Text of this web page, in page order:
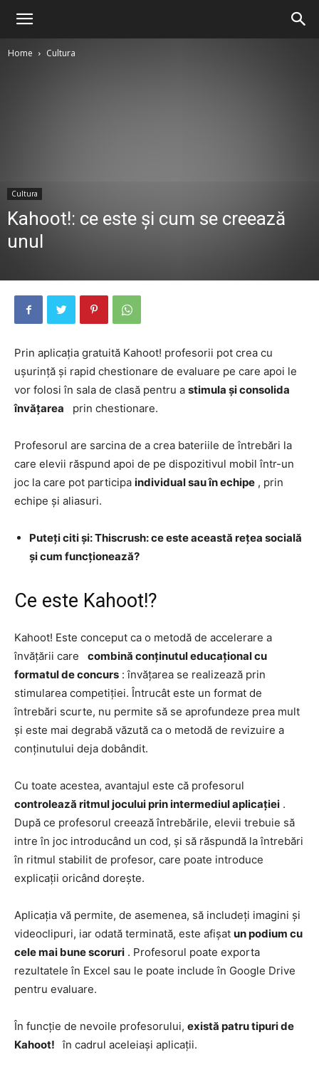
Home Cultura
Cultura
Kahoot!: ce este și cum se creează
unul
Prin aplicația gratuită Kahoot! profesorii pot crea cu
ușurință și rapid chestionare de evaluare pe care apoi le
vor folosi în sala de clasă pentru a stimula și consolida
învățarea prin chestionare.
Profesorul are sarcina de a crea bateriile de întrebări la
care elevii răspund apoi de pe dispozitivul mobil într-un
joc la care pot participa individual sau în echipe , prin
echipe și aliasuri.
Puteți citi și: Thiscrush: ce este această rețea socială
și cum funcționează?
Ce este Kahoot!?
Kahoot! Este conceput ca o metodă de accelerare a
învățării care combină conținutul educațional cu
formatul de concurs : învățarea se realizează prin
stimularea competiției. Întrucât este un format de
întrebări scurte, nu permite să se aprofundeze prea mult
și este mai degrabă văzută ca o metodă de revizuire a
conținutului deja dobândit.
Cu toate acestea, avantajul este că profesorul
controlează ritmul jocului prin intermediul aplicației .
După ce profesorul creează întrebările, elevii trebuie să
intre în joc introducând un cod, și să răspundă la întrebări
în ritmul stabilit de profesor, care poate introduce
explicații oricând dorește.
Aplicația vă permite, de asemenea, să includeți imagini și
videoclipuri, iar odată terminată, este afișat un podium cu
cele mai bune scoruri . Profesorul poate exporta
rezultatele în Excel sau le poate include în Google Drive
pentru evaluare.
În funcție de nevoile profesorului, există patru tipuri de
Kahoot! în cadrul aceleiași aplicații.